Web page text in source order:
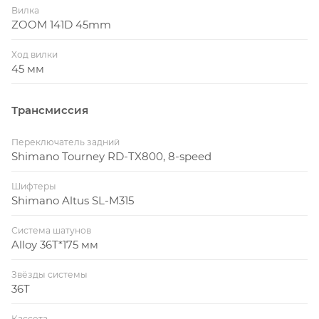
Вилка
ZOOM 141D 45mm
Ход вилки
45 мм
Трансмиссия
Переключатель задний
Shimano Tourney RD-TX800, 8-speed
Шифтеры
Shimano Altus SL-M315
Система шатунов
Alloy 36T*175 мм
Звёзды системы
36T